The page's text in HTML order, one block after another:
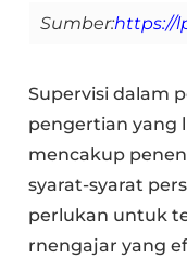
Sumber:https://
Supervisi dalam
pengertian yang
mencakup
syarat-syarat
perlukan untuk
rnengajar yang